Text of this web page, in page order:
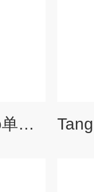
GB Pro英思科GB Pro单一二氧化硫气体检测仪